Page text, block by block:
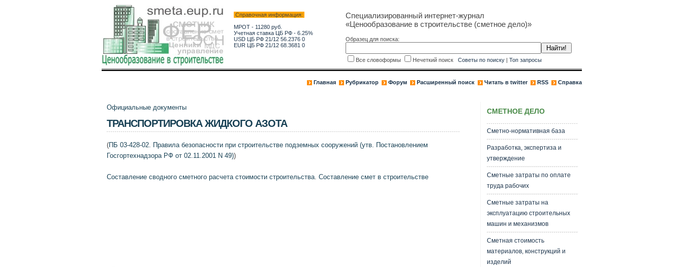
Справочная информация:
МРОТ - 11280 руб.
Учетная ставка ЦБ РФ - 6.25%
USD ЦБ РФ 21/12 56.2376 0
EUR ЦБ РФ 21/12 68.3681 0
Специализированный интернет-журнал
«Ценообразование в строительстве (сметное дело)»
Образец для поиска:
Все словоформы Нечеткий поиск Советы по поиску| Топ запросы
Главная Рубрикатор Форум Расширенный поиск Читать в twitter RSS Справка
Официальные документы
ТРАНСПОРТИРОВКА ЖИДКОГО АЗОТА
(ПБ 03-428-02. Правила безопасности при строительстве подземных сооружений (утв. Постановлением
Госгортехнадзора РФ от 02.11.2001 N 49))
Составление сводного сметного расчета стоимости строительства. Составление смет в строительстве
СМЕТНОЕ ДЕЛО
Сметно-нормативная база
Разработка, экспертиза и
утверждение
Сметные затраты по оплате
труда рабочих
Сметные затраты на
эксплуатацию строительных
машин и механизмов
Сметная стоимость
материалов, конструкций и
изделий